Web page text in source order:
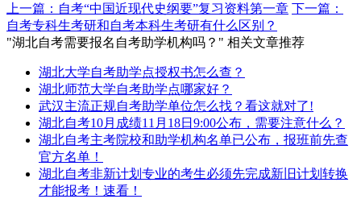
上一篇：自考“中国近现代史纲要”复习资料第一章 下一篇：
自考专科生考研和自考本科生考研有什么区别？
"湖北自考需要报名自考助学机构吗？" 相关文章推荐
湖北大学自考助学点授权书怎么查？
湖北师范大学自考助学点哪家好？
武汉主流正规自考助学单位怎么找？看这就对了!
湖北自考10月成绩11月18日9:00公布，需要注意什么？
湖北自考主考院校和助学机构名单已公布，报班前先查
官方名单！
湖北自考非新计划专业的考生必须先完成新旧计划转换
才能报考！速看！